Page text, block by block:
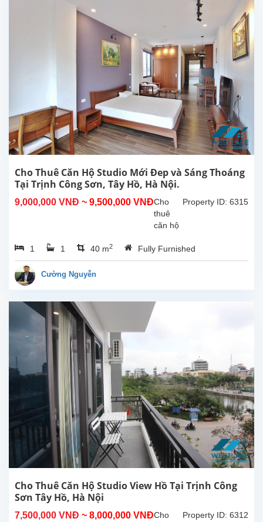
Từ
Hòa,
Tây
Hồ.
Tổng
diện
tích
sử
dụng
300m2,
phòng
lớn
khu...
Cho Thuê Căn Hộ Studio Mới Đep và Sáng Thoáng
Tại Trịnh Công Sơn, Tây Hồ, Hà Nội.
9,000,000 VNĐ ~ 9,500,000 VNĐ Property ID: 6315
Cho
thuê
căn hộ
mới và
sáng
Công
Diện
tích
sinh
hoạt
40m²,
nội thất
cao
cấp,
nhiều
sáng
1 1 40 m2 Fully Furnished
Cường Nguyễn
Cho Thuê Căn Hộ Studio View Hồ Tại Trịnh Công
Sơn Tây Hồ, Hà Nội
7,500,000 VNĐ ~ 8,000,000 VNĐ Property ID: 6312
Cho